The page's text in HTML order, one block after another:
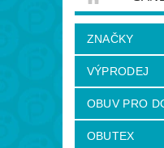
ZNAČKY
NAPIŠTE
ZNAČKY
VÝPRODEJ
OBUV PRO
OBUTEX